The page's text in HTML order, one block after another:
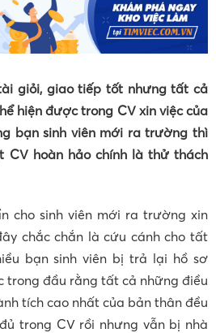
giỏi, giao tiếp tốt nhưng tất cả
hiện được trong CV xin việc của
bạn sinh viên mới ra trường thì
CV hoàn hảo chính là thử thách
cho sinh viên mới ra trường xin
chắc chắn là cứu cánh cho tất
bạn sinh viên bị trả lại hồ sơ
trong đầu rằng tất cả những điều
tích cao nhất của bản thân đều
trong CV rồi nhưng vẫn bị nhà